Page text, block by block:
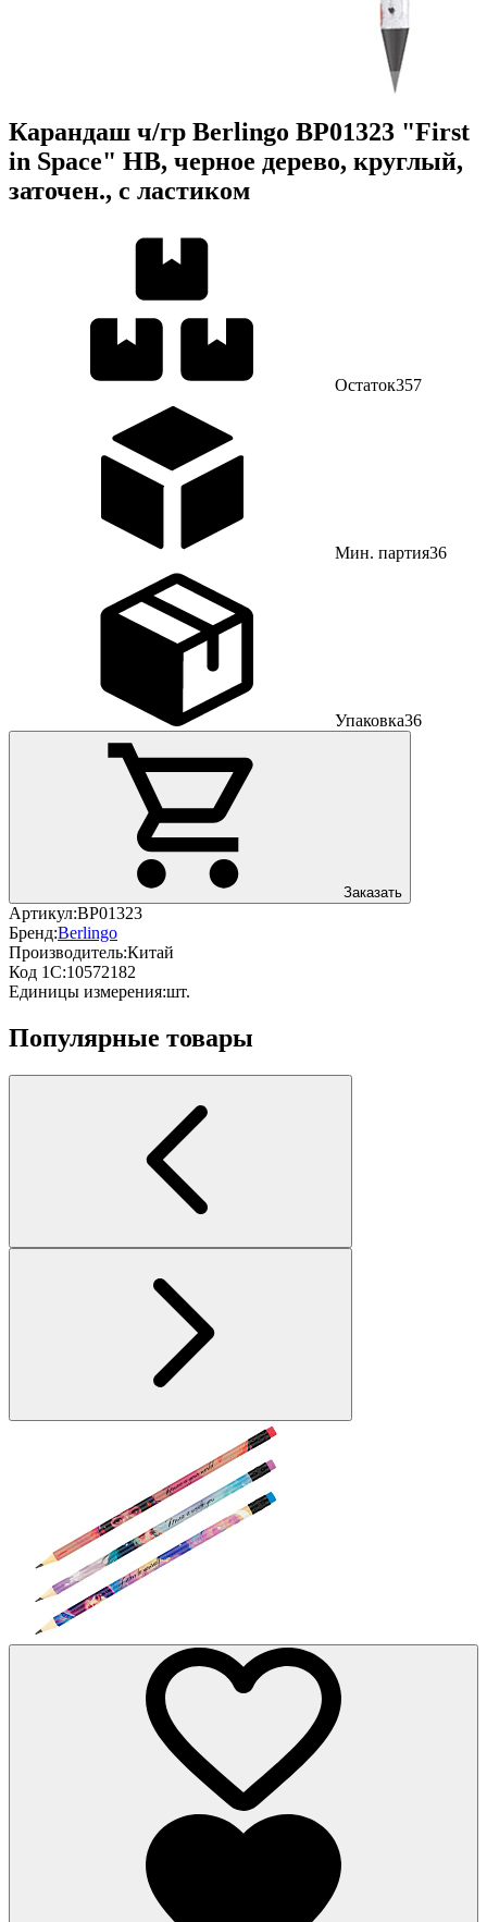
Карандаш ч/гр Berlingo BP01323 "First
in Space" HB, черное дерево, круглый,
заточен., с ластиком
Остаток357
Мин. партия36
Упаковка36
Заказать
Артикул:BP01323
Бренд:Berlingo
Производитель:Китай
Код 1С:10572182
Единицы измерения:шт.
Популярные товары